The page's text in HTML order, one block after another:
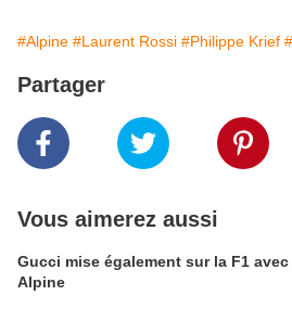
#Alpine #Laurent Rossi #Philippe Krief
Partager
Vous aimerez aussi
Gucci mise également sur la F1 avec
Alpine